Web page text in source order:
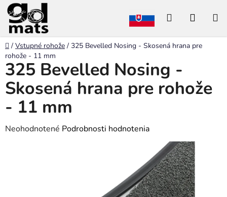
Prejsť
na
obsah
Hľadať
Domov
/ Vstupné rohože / 325 Bevelled Nosing - Skosená hrana pre
rohože - 11 mm
325 Bevelled Nosing -
Skosená hrana pre rohože
- 11 mm
Priemerné
Neohodnotené Podrobnosti hodnotenia